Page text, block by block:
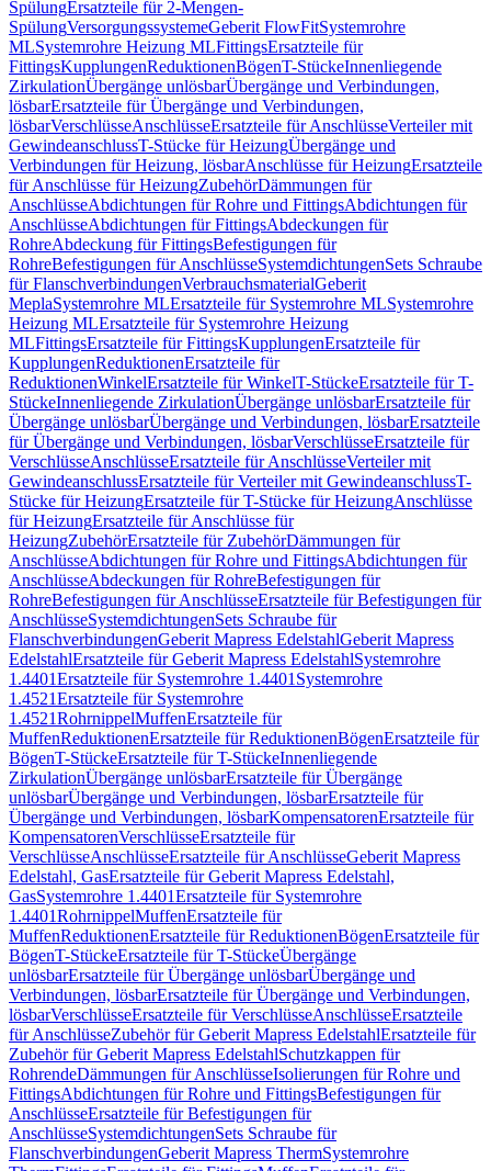
SpülungErsatzteile für 2-Mengen-
SpülungVersorgungssystemeGeberit FlowFitSystemrohre
MLSystemrohre Heizung MLFittingsErsatzteile für
FittingsKupplungenReduktionenBögenT-StückeInnenliegende
ZirkulationÜbergänge unlösbarÜbergänge und Verbindungen,
lösbarErsatzteile für Übergänge und Verbindungen,
lösbarVerschlüsseAnschlüsseErsatzteile für AnschlüsseVerteiler mit
GewindeanschlussT-Stücke für HeizungÜbergänge und
Verbindungen für Heizung, lösbarAnschlüsse für HeizungErsatzteile
für Anschlüsse für HeizungZubehörDämmungen für
AnschlüsseAbdichtungen für Rohre und FittingsAbdichtungen für
AnschlüsseAbdichtungen für FittingsAbdeckungen für
RohreAbdeckung für FittingsBefestigungen für
RohreBefestigungen für AnschlüsseSystemdichtungenSets Schraube
für FlanschverbindungenVerbrauchsmaterialGeberit
MeplaSystemrohre MLErsatzteile für Systemrohre MLSystemrohre
Heizung MLErsatzteile für Systemrohre Heizung
MLFittingsErsatzteile für FittingsKupplungenErsatzteile für
KupplungenReduktionenErsatzteile für
ReduktionenWinkelErsatzteile für WinkelT-StückeErsatzteile für T-
StückeInnenliegende ZirkulationÜbergänge unlösbarErsatzteile für
Übergänge unlösbarÜbergänge und Verbindungen, lösbarErsatzteile
für Übergänge und Verbindungen, lösbarVerschlüsseErsatzteile für
VerschlüsseAnschlüsseErsatzteile für AnschlüsseVerteiler mit
GewindeanschlussErsatzteile für Verteiler mit GewindeanschlussT-
Stücke für HeizungErsatzteile für T-Stücke für HeizungAnschlüsse
für HeizungErsatzteile für Anschlüsse für
HeizungZubehörErsatzteile für ZubehörDämmungen für
AnschlüsseAbdichtungen für Rohre und FittingsAbdichtungen für
AnschlüsseAbdeckungen für RohreBefestigungen für
RohreBefestigungen für AnschlüsseErsatzteile für Befestigungen für
AnschlüsseSystemdichtungenSets Schraube für
FlanschverbindungenGeberit Mapress EdelstahlGeberit Mapress
EdelstahlErsatzteile für Geberit Mapress EdelstahlSystemrohre
1.4401Ersatzteile für Systemrohre 1.4401 Systemrohre
1.4521Ersatzteile für Systemrohre
1.4521RohrnippelMuffenErsatzteile für
MuffenReduktionenErsatzteile für ReduktionenBögenErsatzteile für
BögenT-StückeErsatzteile für T-StückeInnenliegende
ZirkulationÜbergänge unlösbarErsatzteile für Übergänge
unlösbarÜbergänge und Verbindungen, lösbarErsatzteile für
Übergänge und Verbindungen, lösbarKompensatorenErsatzteile für
KompensatorenVerschlüsseErsatzteile für
VerschlüsseAnschlüsseErsatzteile für AnschlüsseGeberit Mapress
Edelstahl, GasErsatzteile für Geberit Mapress Edelstahl,
GasSystemrohre 1.4401Ersatzteile für Systemrohre
1.4401RohrnippelMuffenErsatzteile für
MuffenReduktionenErsatzteile für ReduktionenBögenErsatzteile für
BögenT-StückeErsatzteile für T-StückeÜbergänge
unlösbarErsatzteile für Übergänge unlösbarÜbergänge und
Verbindungen, lösbarErsatzteile für Übergänge und Verbindungen,
lösbarVerschlüsseErsatzteile für VerschlüsseAnschlüsseErsatzteile
für AnschlüsseZubehör für Geberit Mapress EdelstahlErsatzteile für
Zubehör für Geberit Mapress EdelstahlSchutzkappen für
RohrendeDämmungen für AnschlüsseIsolierungen für Rohre und
FittingsAbdichtungen für Rohre und FittingsBefestigungen für
AnschlüsseErsatzteile für Befestigungen für
AnschlüsseSystemdichtungenSets Schraube für
FlanschverbindungenGeberit Mapress ThermSystemrohre